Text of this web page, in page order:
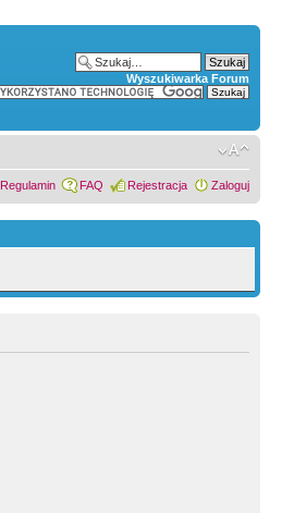
Wyszukiwarka Forum
Regulamin FAQ Rejestracja Zaloguj